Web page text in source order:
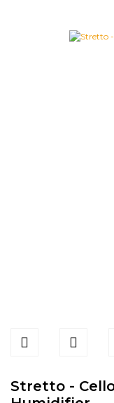
Stretto -